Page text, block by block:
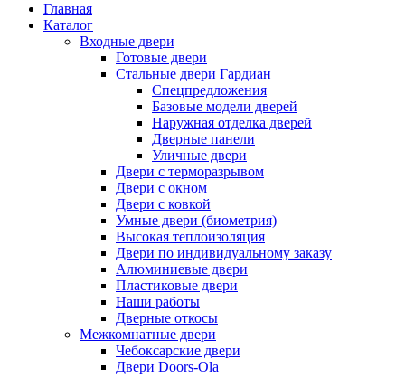
Главная
Каталог
Входные двери
Готовые двери
Стальные двери Гардиан
Спецпредложения
Базовые модели дверей
Наружная отделка дверей
Дверные панели
Уличные двери
Двери с терморазрывом
Двери с окном
Двери с ковкой
Умные двери (биометрия)
Высокая теплоизоляция
Двери по индивидуальному заказу
Алюминиевые двери
Пластиковые двери
Наши работы
Дверные откосы
Межкомнатные двери
Чебоксарские двери
Двери Doors-Ola